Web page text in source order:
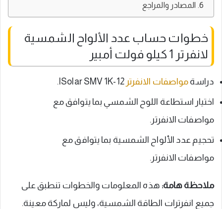
المصادر والمراجع
خطوات حساب عدد الألواح الشمسية
لانفرتر 1 كيلو فولت أمبير
دراسة مواصفات الانفرتر ISolar SMV 1K-12.
اختيار استطاعة اللوح الشمسي بما يتوافق مع
مواصفات الانفرتر.
تحجيم عدد الألواح الشمسية بما يتوافق مع
مواصفات الانفرتر.
ملاحظة هامة: هذه المعلومات والخطوات تنطبق على
جميع انفرترات الطاقة الشمسية، وليس لماركة معينة.